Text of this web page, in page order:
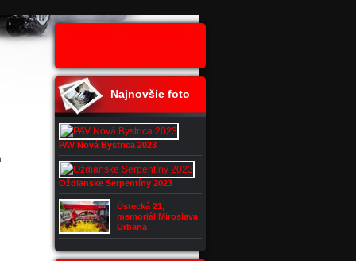
Najnovšie foto
PAV Nová Bystrica 2023
Oždianske Serpentíny 2023
Ústecká 21,
memoriál Miroslava
Urbana